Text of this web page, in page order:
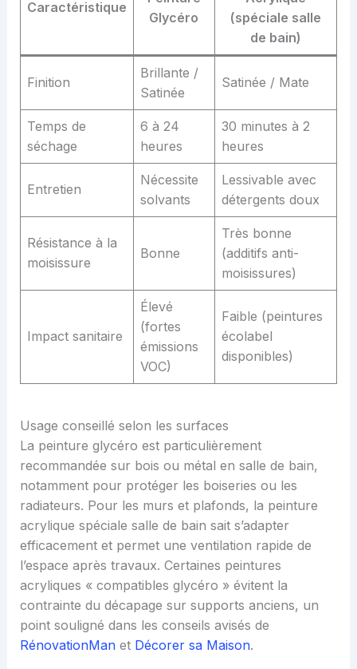
Caractéristique
Glycéro
(spéciale salle
de bain)
Finition
Brillante /
Satinée
Satinée / Mate
Temps de
séchage
6 à 24
heures
30 minutes à 2
heures
Entretien
Nécessite
solvants
Lessivable avec
détergents doux
Résistance à la
moisissure
Bonne
Très bonne
(additifs anti-
moisissures)
Impact sanitaire
Élevé
(fortes
émissions
VOC)
Faible (peintures
écolabel
disponibles)
Usage conseillé selon les surfaces
La peinture glycéro est particulièrement
recommandée sur bois ou métal en salle de bain,
notamment pour protéger les boiseries ou les
radiateurs. Pour les murs et plafonds, la peinture
acrylique spéciale salle de bain sait s’adapter
efficacement et permet une ventilation rapide de
l’espace après travaux. Certaines peintures
acryliques « compatibles glycéro » évitent la
contrainte du décapage sur supports anciens, un
point souligné dans les conseils avisés de
RénovationManet Décorer sa Maison.